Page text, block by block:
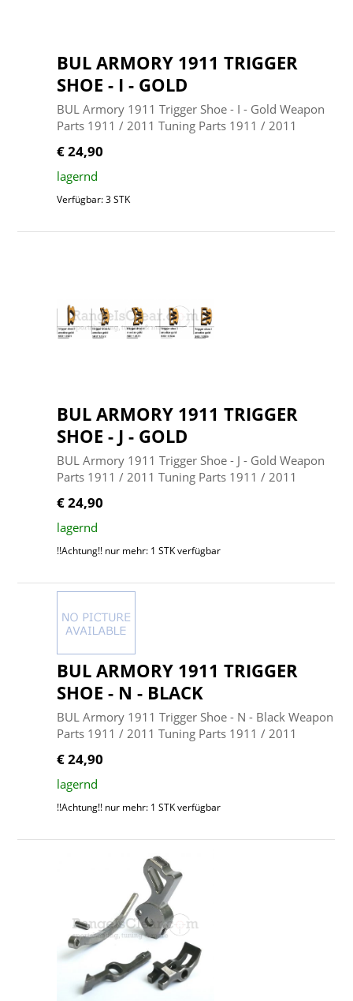
BUL ARMORY 1911 TRIGGER
SHOE - I - GOLD
BUL Armory 1911 Trigger Shoe - I - Gold Weapon
Parts 1911 / 2011 Tuning Parts 1911 / 2011
€ 24,90
lagernd
Verfügbar: 3 STK
BUL ARMORY 1911 TRIGGER
SHOE - J - GOLD
BUL Armory 1911 Trigger Shoe - J - Gold Weapon
Parts 1911 / 2011 Tuning Parts 1911 / 2011
€ 24,90
lagernd
!!Achtung!! nur mehr: 1 STK verfügbar
BUL ARMORY 1911 TRIGGER
SHOE - N - BLACK
BUL Armory 1911 Trigger Shoe - N - Black Weapon
Parts 1911 / 2011 Tuning Parts 1911 / 2011
€ 24,90
lagernd
!!Achtung!! nur mehr: 1 STK verfügbar